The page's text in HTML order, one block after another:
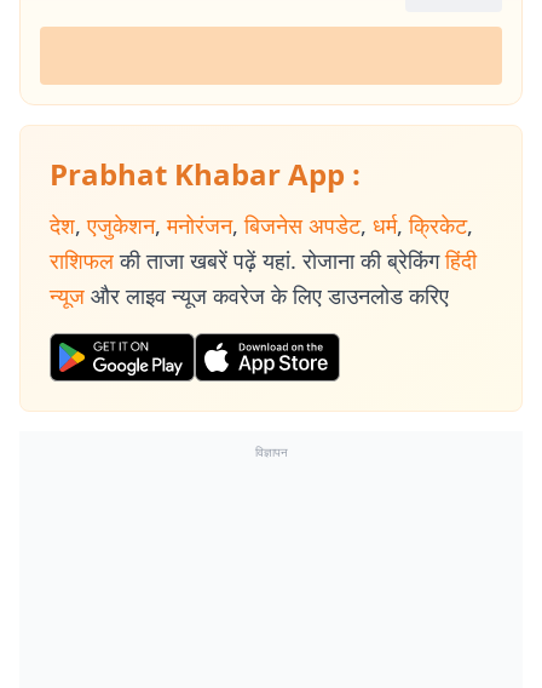
Prabhat Khabar App :
देश, एजुकेशन, मनोरंजन, बिजनेस अपडेट, धर्म, क्रिकेट,
राशिफल की ताजा खबरें पढ़ें यहां. रोजाना की ब्रेकिंग हिंदी
न्यूज और लाइव न्यूज कवरेज के लिए डाउनलोड करिए
विज्ञापन